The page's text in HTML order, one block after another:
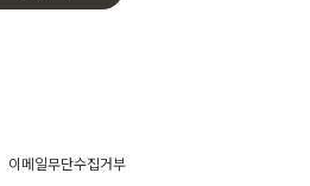
이메일무단수집거부